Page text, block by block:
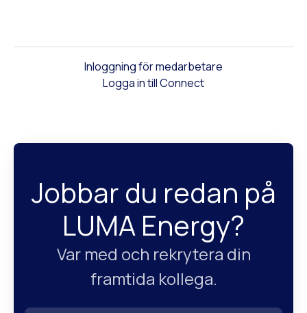
Inloggning för medarbetare
Logga in till Connect
Jobbar du redan på
LUMA Energy?
Var med och rekrytera din
framtida kollega.